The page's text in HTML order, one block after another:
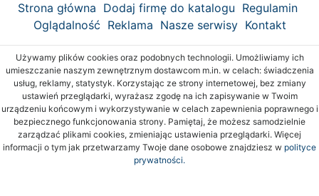
Strona główna Dodaj firmę do katalogu Regulamin
Oglądalność Reklama Nasze serwisy Kontakt
Używamy plików cookies oraz podobnych technologii. Umożliwiamy ich
umieszczanie naszym zewnętrznym dostawcom m.in. w celach: świadczenia
usług, reklamy, statystyk. Korzystając ze strony internetowej, bez zmiany
ustawień przeglądarki, wyrażasz zgodę na ich zapisywanie w Twoim
urządzeniu końcowym i wykorzystywanie w celach zapewnienia poprawnego i
bezpiecznego funkcjonowania strony. Pamiętaj, że możesz samodzielnie
zarządzać plikami cookies, zmieniając ustawienia przeglądarki. Więcej
informacji o tym jak przetwarzamy Twoje dane osobowe znajdziesz w polityce
prywatności.